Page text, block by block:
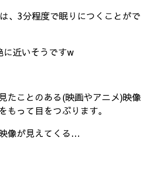
、3分程度で眠りにつくことがで
近いそうですw
たことのある(映画やアニメ)映像
って目をつぶります。
像が見えてくる…